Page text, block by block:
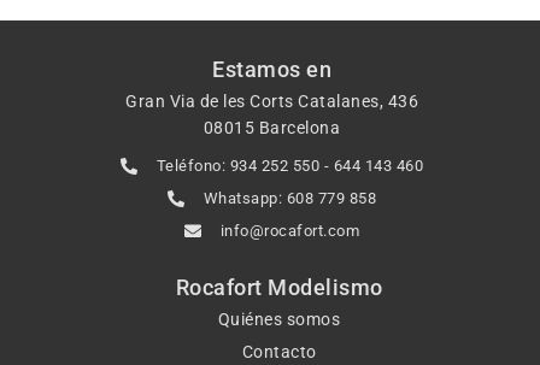
Estamos en
Gran Via de les Corts Catalanes, 436
08015 Barcelona
Teléfono: 934 252 550 - 644 143 460
Whatsapp: 608 779 858
info@rocafort.com
Rocafort Modelismo
Quiénes somos
Contacto